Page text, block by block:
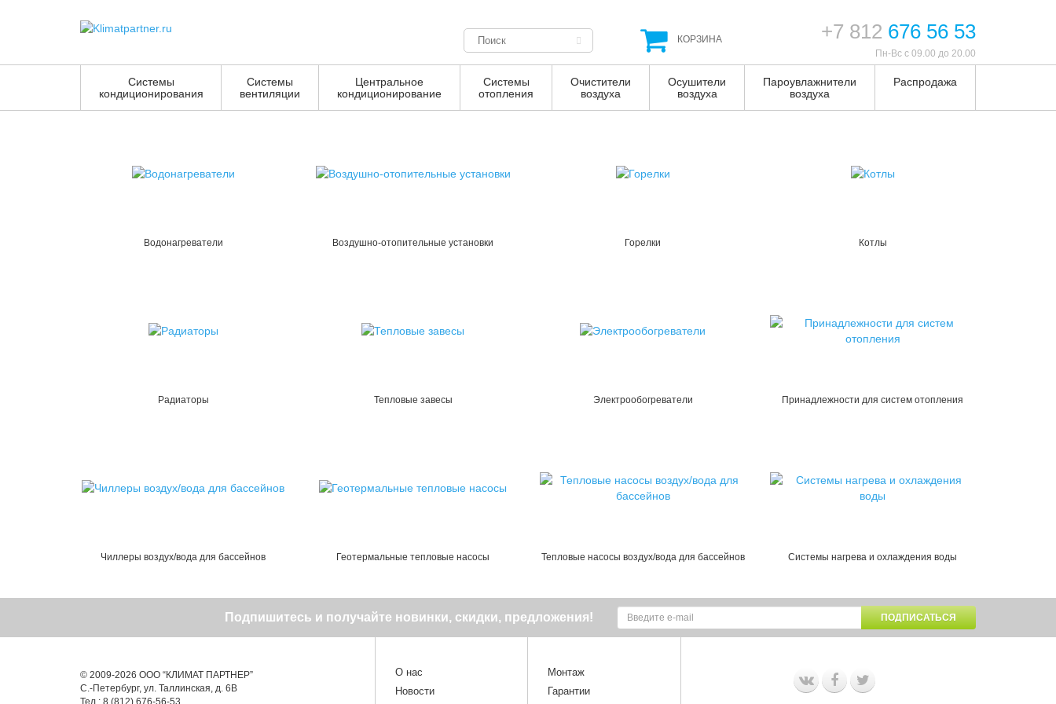
КОРЗИНА +7 812 676 56 53
Пн-Вс с 09.00 до 20.00
Системы
кондиционирования
Системы
вентиляции
Центральное
кондиционирование
Системы
отопления
Очистители
воздуха
Осушители
воздуха
Пароувлажнители
воздуха
Распродажа
Водонагреватели Воздушно-отопительные установки Горелки Котлы
Радиаторы Тепловые завесы Электрообогреватели Принадлежности для систем отопления
Чиллеры воздух/вода для бассейнов Геотермальные тепловые насосы Тепловые насосы воздух/вода для бассейнов Системы нагрева и охлаждения воды
Подпишитесь и получайте новинки, скидки, предложения! ПОДПИСАТЬСЯ
О нас
Новости
Монтаж
Гарантии
© 2009-2026 ООО “КЛИМАТ ПАРТНЕР”
С.-Петербург, ул. Таллинская, д. 6В
Тел.: 8 (812) 676-56-53